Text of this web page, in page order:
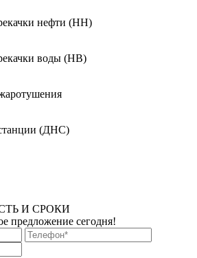
нефти (НН)
воды (НВ)
(ДНС)
И СРОКИ
предложение сегодня!